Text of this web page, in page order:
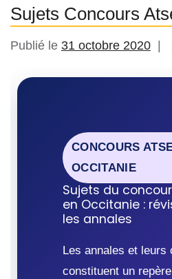
Sujets Concours
Publié le 31 octobre 2020
CONCOURS
OCCITANIE
Sujets du
en Occitanie :
les annales
Les annales et leurs
constituent un